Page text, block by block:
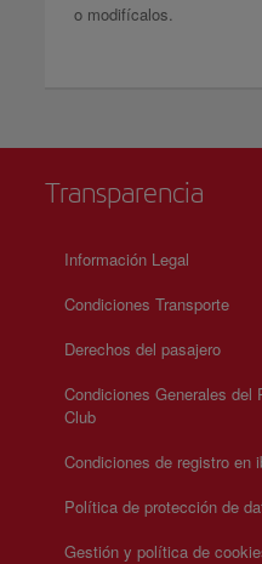
o modifícalos.
Transparencia
Información Legal
Condiciones Transporte
Derechos del pasajero
Condiciones Generales del
Club
Condiciones de registro en
Política de protección de
Gestión y política de